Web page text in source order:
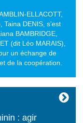
ELLACOTT,
DENIS, s’est
BAMBRIDGE,
(dit Léo MARAIS),
un échange de
de la coopération.
: agir